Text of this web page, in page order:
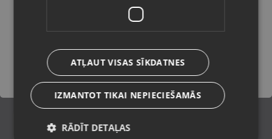
Stāvoklis Lietots (Garantija 6 mēneši)
450.00 €
20.46€/mēn.
Saglabāt
ATĻAUT VISAS SĪKDATNES
IZMANTOT TIKAI NEPIECIEŠAMĀS
RĀDĪT DETAĻAS